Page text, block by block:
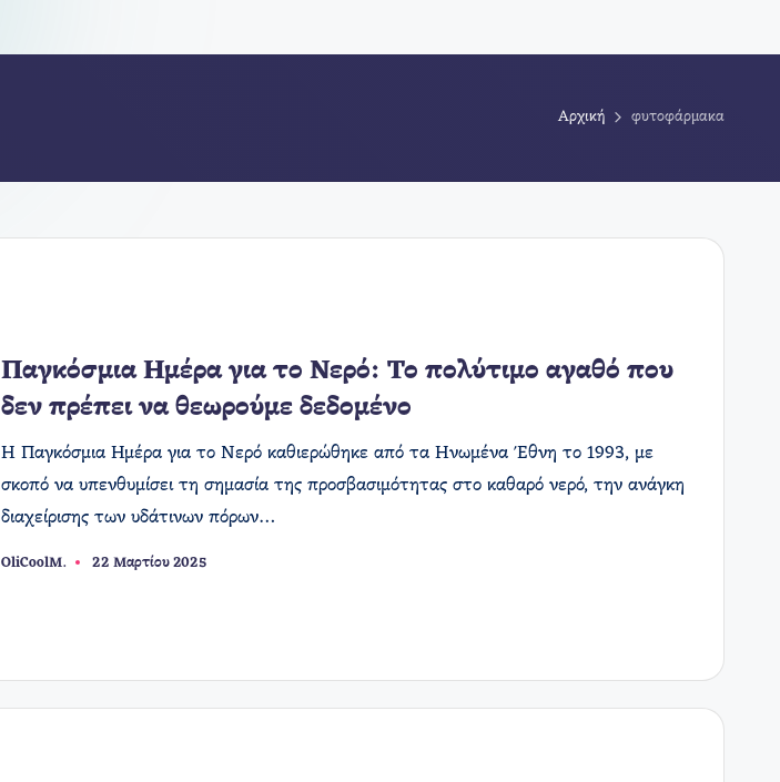
Αρχική φυτοφάρμακα
Παγκόσμια Ημέρα για το Νερό: Το πολύτιμο αγαθό που
δεν πρέπει να θεωρούμε δεδομένο
Η Παγκόσμια Ημέρα για το Νερό καθιερώθηκε από τα Ηνωμένα Έθνη το 1993, με
σκοπό να υπενθυμίσει τη σημασία της προσβασιμότητας στο καθαρό νερό, την ανάγκη
διαχείρισης των υδάτινων πόρων…
Συγγραφέας:
OliCoolM. 22 Μαρτίου 2025